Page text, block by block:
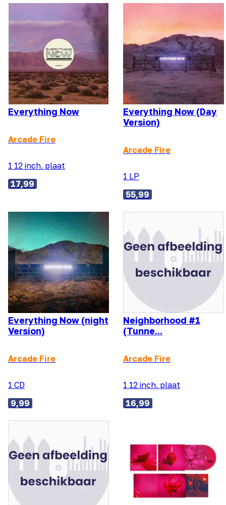
Everything Now
Arcade Fire
1 12 inch. plaat
17,99
Everything Now (Day
Version)
Arcade Fire
1 LP
55,99
Everything Now (night
Version)
Arcade Fire
1 CD
9,99
Neighborhood #1
(Tunne...
Arcade Fire
1 12 inch. plaat
16,99